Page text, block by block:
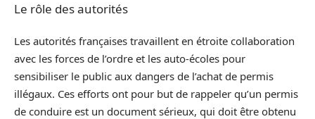
Le rôle des autorités
Les autorités françaises travaillent en étroite collaboration
avec les forces de l’ordre et les auto-écoles pour
sensibiliser le public aux dangers de l’achat de permis
illégaux. Ces efforts ont pour but de rappeler qu’un permis
de conduire est un document sérieux, qui doit être obtenu